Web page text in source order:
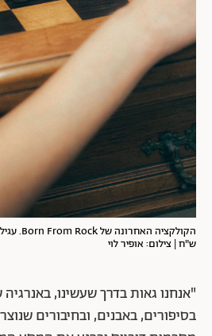
ש"ח | צילום: אופיר לוי
"אנחנו גאות בדרך שעשינו,
בסיפורים, באבנים, ובחיבורים